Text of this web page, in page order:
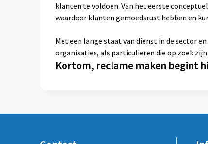
klanten te voldoen. Van het eerste
waardoor klanten gemoedsrust hebben en
Met een lange staat van dienst in de sector
organisaties, als particulieren die op zoek
Kortom, reclame maken begint